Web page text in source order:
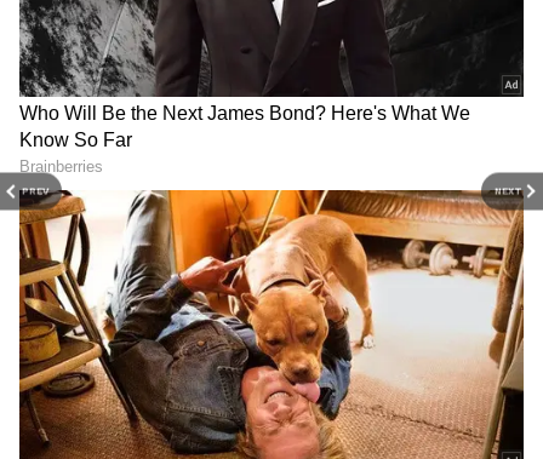
PREV NEXT
2
6
Image Credit :Asianet News
புது மாப்பிள்ளைக்கு ஏன் இந்த
"பாக்யராஜ்" ஸ்பெஷல் விருந்து?